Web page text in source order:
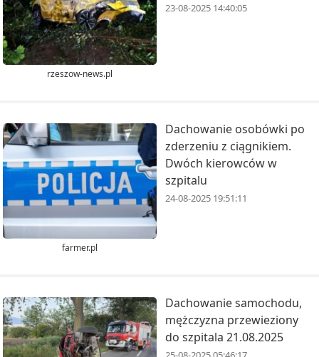
rzeszow-news.pl
23-08-2025 14:40:05
farmer.pl
Dachowanie osobówki po
zderzeniu z ciągnikiem.
Dwóch kierowców w
szpitalu
24-08-2025 19:51:11
Dachowanie samochodu,
mężczyzna przewieziony
do szpitala 21.08.2025